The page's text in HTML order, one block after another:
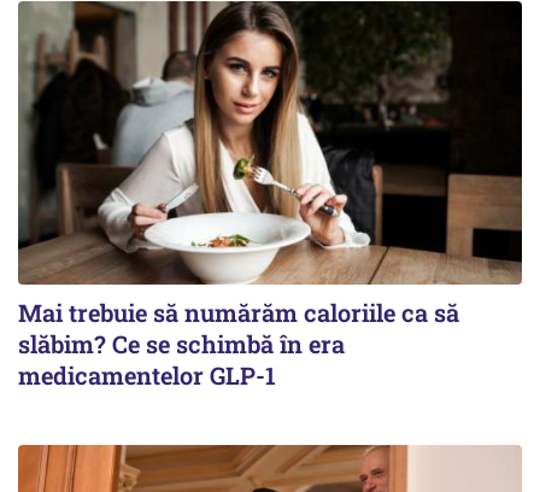
Mai trebuie să numărăm caloriile ca să
slăbim? Ce se schimbă în era
medicamentelor GLP-1